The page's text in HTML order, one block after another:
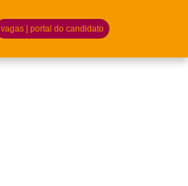
vagas | portal do candidato